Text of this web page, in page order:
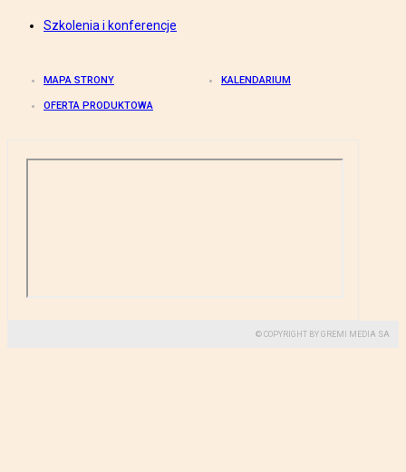
Szkolenia i konferencje
MAPA STRONY KALENDARIUM
OFERTA PRODUKTOWA
© COPYRIGHT BY GREMI MEDIA SA